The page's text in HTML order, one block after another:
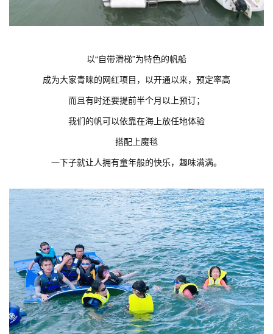
以“自带滑梯”为特色的帆船
成为大家青睐的网红项目，以开通以来，预定率高
而且有时还要提前半个月以上预订；
我们的帆可以依靠在海上放任地体验
搭配上魔毯
一下子就让人拥有童年般的快乐，趣味满满。